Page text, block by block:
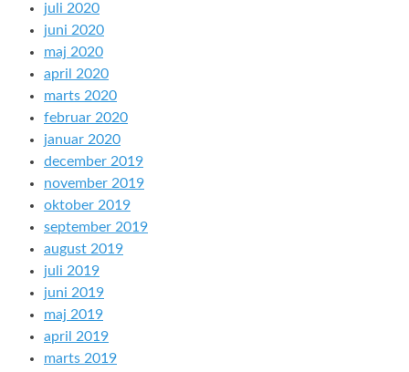
juli 2020
juni 2020
maj 2020
april 2020
marts 2020
februar 2020
januar 2020
december 2019
november 2019
oktober 2019
september 2019
august 2019
juli 2019
juni 2019
maj 2019
april 2019
marts 2019